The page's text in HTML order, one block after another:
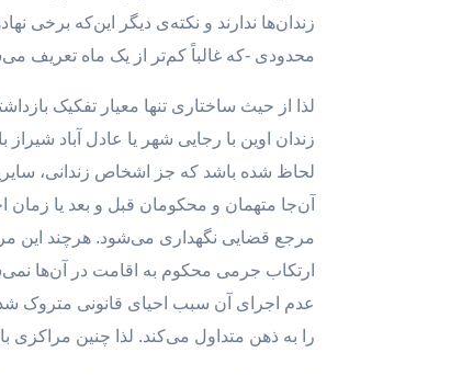
زندان‌ها ندارند و نکته‌ی دیگر این‌که برخی
محدودی -که غالباً کم‌تر از یک ماه تعریف
لذا از حیث ساختاری تنها معیار تفکیک
زندان اوین با رجایی شهر یا عادل آباد
آن‌جا متهمان و محکومان قبل و بعد یا
مرجع قضایی نگهداری می‌شود. هرچند این
عدم اجرای آن سبب احیای قانونی متروک
را به ذهن متداول می‌کند. لذا چنین